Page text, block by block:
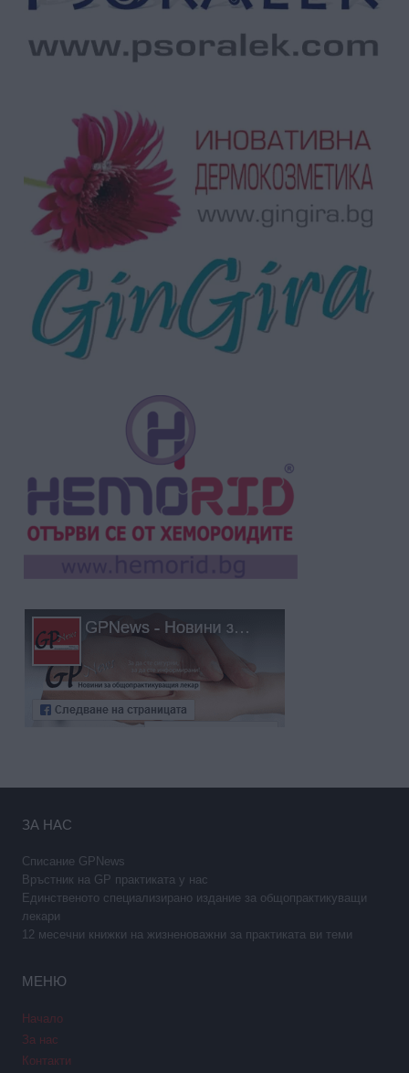
ЗА НАС
Списание GPNews
Връстник на GP практиката у нас
Единственото специализирано издание за общопрактикуващи
лекари
12 месечни книжки на жизненоважни за практиката ви теми
МЕНЮ
Начало
За нас
Контакти